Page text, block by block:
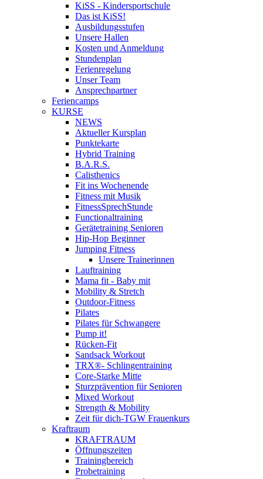
KiSS - Kindersportschule
Das ist KiSS!
Ausbildungsstufen
Unsere Hallen
Kosten und Anmeldung
Stundenplan
Ferienregelung
Unser Team
Ansprechpartner
Feriencamps
KURSE
NEWS
Aktueller Kursplan
Punktekarte
Hybrid Training
B.A.R.S.
Calisthenics
Fit ins Wochenende
Fitness mit Musik
FitnessSprechStunde
Functionaltraining
Gerätetraining Senioren
Hip-Hop Beginner
Jumping Fitness
Unsere Trainerinnen
Lauftraining
Mama fit - Baby mit
Mobility & Stretch
Outdoor-Fitness
Pilates
Pilates für Schwangere
Pump it!
Rücken-Fit
Sandsack Workout
TRX®- Schlingentraining
Core-Starke Mitte
Sturzprävention für Senioren
Mixed Workout
Strength & Mobility
Zeit für dich-TGW Frauenkurs
Kraftraum
KRAFTRAUM
Öffnungszeiten
Trainingbereich
Probetraining